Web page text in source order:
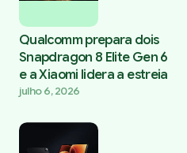
Qualcomm prepara dois
Snapdragon 8 Elite Gen 6
e a Xiaomi lidera a estreia
julho 6, 2026